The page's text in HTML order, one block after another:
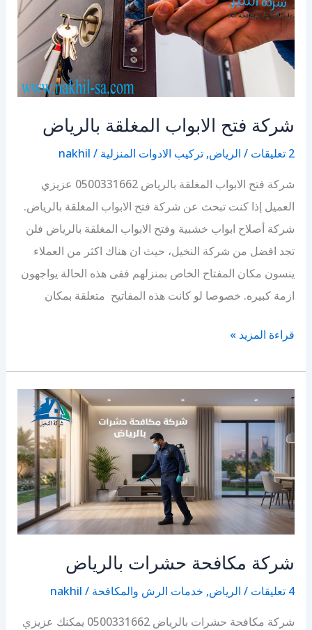
شركة فتح الابواب المغلقة بالرياض
2 تعليقات / الرياض, تركيب الادوات المنزلية /
nakhil
شركة فتح الابواب المغلقة بالرياض 0500331662 عزيزي
العميل إذا كنت تبحث عن شركة فتح الابواب المغلقة بالرياض.
شركة أصلاح ابواب خشبية وفتح الابواب المغلقة بالرياض فلن
تجد افضل من شركة النخيل، حيث ان هناك اكثر من العملاء
ينسون مكان المفتاح الخاص بمنزلهم ففى هذه الحالة يواجهون
ازمة كبيره. خصوصا لو كانت هذه المفاتيح متعلقة بمكان
شركة
المغلقة
بالرياض
قراءة المزيد »
شركة مكافحة حشرات بالرياض
4 تعليقات / الرياض, خدمات الرش والمكافحة /
nakhil
شركة مكافحة حشرات بالرياض 0500331662 يمكنك عزيزي